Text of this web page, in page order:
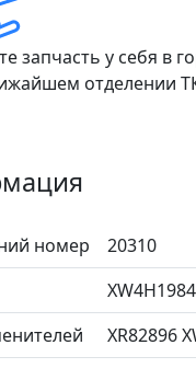
запчасть у себя в
отделении
номер
20310
XR82896